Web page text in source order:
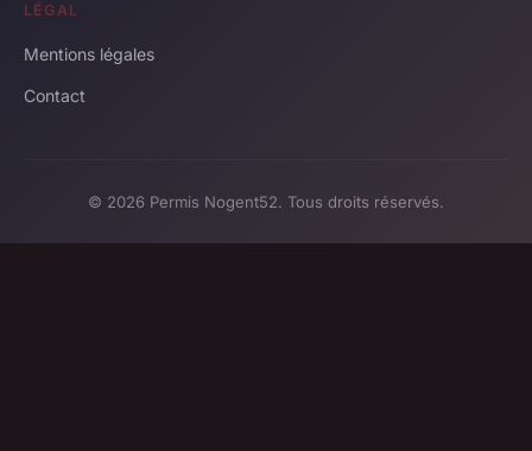
LÉGAL
Mentions légales
Contact
© 2026 Permis Nogent52. Tous droits réservés.